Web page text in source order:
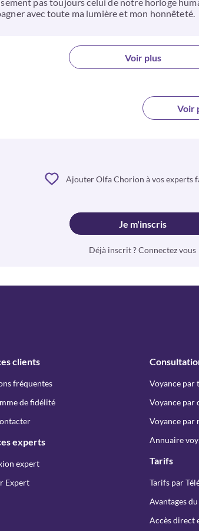
avec toute ma lumière et mon honnêteté.
Voir plus
Voir
Ajouter Olfa Chorion à vos experts
Je m'inscris
Déjà inscrit ? Connectez vous
clients
fréquentes
de fidélité
experts
expert
Expert
Voyance par
Voyance par
Voyance par
Annuaire
Tarifs
Tarifs par
Avantages
Accès direct